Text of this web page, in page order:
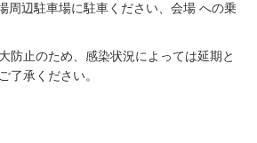
周辺駐車場に駐車ください、会場 への乗
防止のため、感染状況によっては延期と
了承ください。